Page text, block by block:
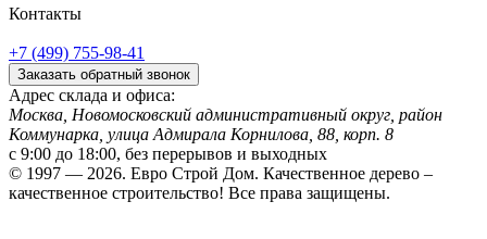
Контакты
+7 (499) 755-98-41
Заказать обратный звонок
Адрес склада и офиса:
Москва, Новомосковский административный округ, район
Коммунарка, улица Адмирала Корнилова, 88, корп. 8
с 9:00 до 18:00, без перерывов и выходных
© 1997 — 2026. Евро Строй Дом. Качественное дерево –
качественное строительство! Все права защищены.